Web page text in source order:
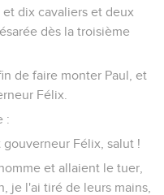
dix cavaliers et deux
dès la troisième
de faire monter Paul, et
Félix.
:
Félix, salut !
et allaient le tuer,
je l'ai tiré de leurs mains,